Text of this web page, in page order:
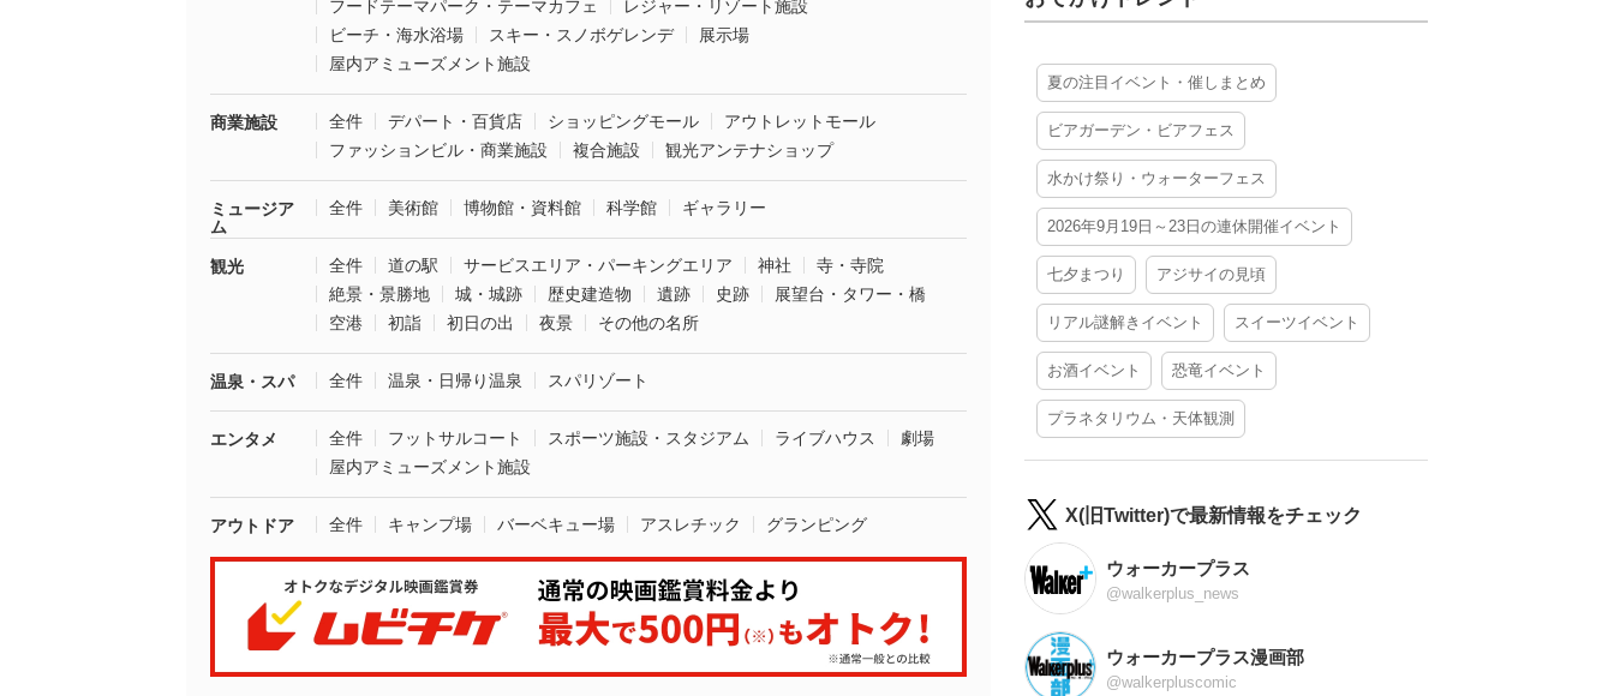
フードテーマパーク・テーマカフェ
レジャー・リゾート施設
ビーチ・海水浴場
スキー・スノボゲレンデ
展示場
屋内アミューズメント施設
商業施設 全件 デパート・百貨店 ショッピングモール
アウトレットモール
ファッションビル・商業施設
複合施設 観光アンテナショップ
ミュージア
ム
全件 美術館 博物館・資料館 科学館 ギャラリー
観光 全件 道の駅 サービスエリア・パーキングエリア 神社
寺・寺院
絶景・景勝地
城・城跡 歴史建造物 遺跡 史跡
展望台・タワー・橋
空港
初詣 初日の出 夜景 その他の名所
温泉・スパ 全件 温泉・日帰り温泉 スパリゾート
エンタメ 全件 フットサルコート スポーツ施設・スタジアム ライブハウス
劇場
屋内アミューズメント施設
アウトドア 全件 キャンプ場 バーベキュー場 アスレチック グランピング
夏の注目イベント・催しまとめ
ビアガーデン・ビアフェス
水かけ祭り・ウォーターフェス
2026年9月19日～23日の連休開催イベント
七夕まつり アジサイの見頃
リアル謎解きイベント スイーツイベント
お酒イベント 恐竜イベント
プラネタリウム・天体観測
X(旧Twitter)で最新情報をチェック
ウォーカープラス
@walkerplus_news
ウォーカープラス漫画部
@walkerpluscomic